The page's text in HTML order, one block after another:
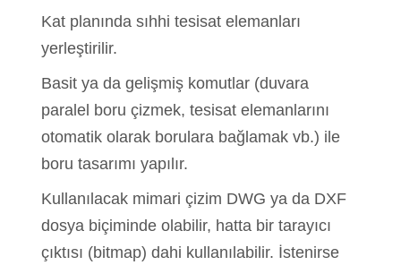
Kat planında sıhhi tesisat elemanları
yerleştirilir.
Basit ya da gelişmiş komutlar (duvara
paralel boru çizmek, tesisat elemanlarını
otomatik olarak borulara bağlamak vb.) ile
boru tasarımı yapılır.
Kullanılacak mimari çizim DWG ya da DXF
dosya biçiminde olabilir, hatta bir tarayıcı
çıktısı (bitmap) dahi kullanılabilir. İstenirse